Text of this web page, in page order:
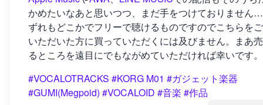
かめたいなあと思いつつ、まだ手をつけておりませ
ずれもどこかでフリーで聴けるものですのでこちらを
いただいた方に買っていただくには及びません。まあ
るところを遠目にでもながめていただければ幸いです
#VOCALOTRACKS #KORG M01 #ガジェット楽器
#GUMI(Megpoid) #VOCALOID #音楽 #作品